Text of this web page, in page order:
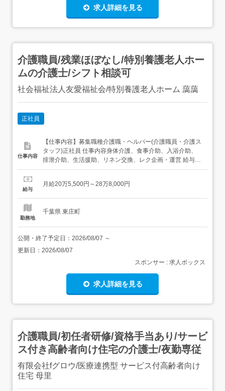
求人詳細を見る
介護職員/残業ほぼなし/特別養護老人ホー
ムの介護士/シフト相談可
社会福祉法人友愛福祉会/特別養護老人ホーム 藹藹
正社員
仕事内容
【仕事内容】募集職種介護職・ヘルパー(介護職員・介護ス
タッフ)正社員 仕事内容身体介護、食事介助、入浴介助、
排泄介助、生活援助、リネン交換、レク企画・運営 給与・
手当<給与>月給205,500〜288,000円<基本給>173,500〜
額:10,000円処遇改善手当:15,000円特定処遇改善手当:...
給与
月給20万5,500円～28万8,000円
勤務地
千葉県 東庄町
公開・終了予定日： 2026/08/07 ～
更新日： 2026/08/07
スポンサー : 求人ボックス
求人詳細を見る
介護職員/初任者研修/資格手当あり/サービ
ス付き高齢者向け住宅の介護士/夜勤専従
有限会社fグロウ/医療連携型 サービス付高齢者向け
住宅 母里